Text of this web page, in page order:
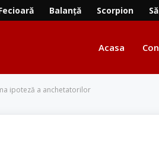
Balanță Scorpion
Acasa
ipoteză a anchetatorilor